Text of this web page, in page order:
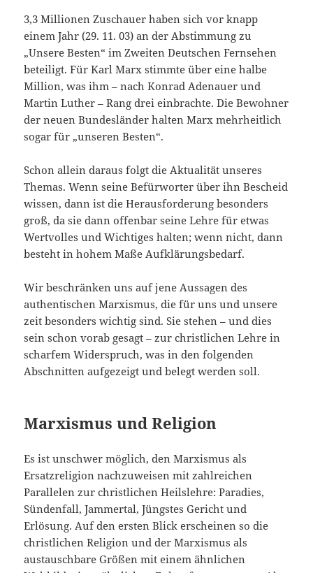
3,3 Millionen Zuschauer haben sich vor knapp
einem Jahr (29. 11. 03) an der Abstimmung zu
„Unsere Besten“ im Zweiten Deutschen Fernsehen
beteiligt. Für Karl Marx stimmte über eine halbe
Million, was ihm – nach Konrad Adenauer und
Martin Luther – Rang drei einbrachte. Die Bewohner
der neuen Bundesländer halten Marx mehrheitlich
sogar für „unseren Besten“.
Schon allein daraus folgt die Aktualität unseres
Themas. Wenn seine Befürworter über ihn Bescheid
wissen, dann ist die Herausforderung besonders
groß, da sie dann offenbar seine Lehre für etwas
Wertvolles und Wichtiges halten; wenn nicht, dann
besteht in hohem Maße Aufklärungsbedarf.
Wir beschränken uns auf jene Aussagen des
authentischen Marxismus, die für uns und unsere
zeit besonders wichtig sind. Sie stehen – und dies
sein schon vorab gesagt – zur christlichen Lehre in
scharfem Widerspruch, was in den folgenden
Abschnitten aufgezeigt und belegt werden soll.
Marxismus und Religion
Es ist unschwer möglich, den Marxismus als
Ersatzreligion nachzuweisen mit zahlreichen
Parallelen zur christlichen Heilslehre: Paradies,
Sündenfall, Jammertal, Jüngstes Gericht und
Erlösung. Auf den ersten Blick erscheinen so die
christlichen Religion und der Marxismus als
austauschbare Größen mit einem ähnlichen